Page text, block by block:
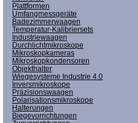
Plattformen
Umfangmessgeräte
Badezimmerwaagen
Temperatur-Kalibriersets
Industriewaagen
Durchlichtmikroskope
Mikroskopkameras
Mikroskopkondensoren
Objekthalter
Wiegesysteme Industrie 4.0
Inversmikroskope
Präzisionswaagen
Polarisationsmikroskope
Halterungen
Biegevorrichtungen